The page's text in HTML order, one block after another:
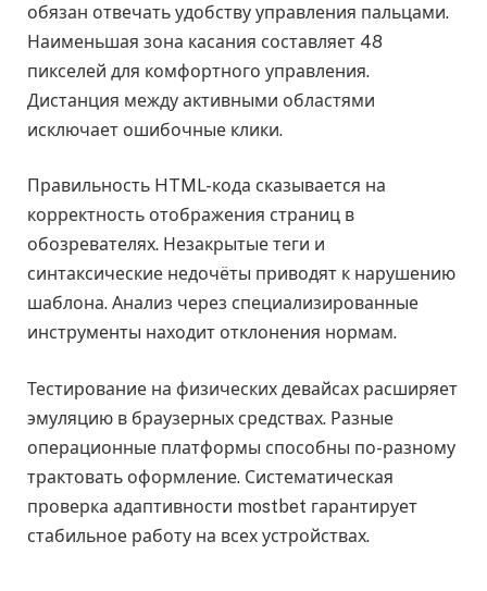
обязан отвечать удобству управления пальцами.
Наименьшая зона касания составляет 48
пикселей для комфортного управления.
Дистанция между активными областями
исключает ошибочные клики.
Правильность HTML-кода сказывается на
корректность отображения страниц в
обозревателях. Незакрытые теги и
синтаксические недочёты приводят к нарушению
шаблона. Анализ через специализированные
инструменты находит отклонения нормам.
Тестирование на физических девайсах расширяет
эмуляцию в браузерных средствах. Разные
операционные платформы способны по-разному
трактовать оформление. Систематическая
проверка адаптивности mostbet гарантирует
стабильное работу на всех устройствах.